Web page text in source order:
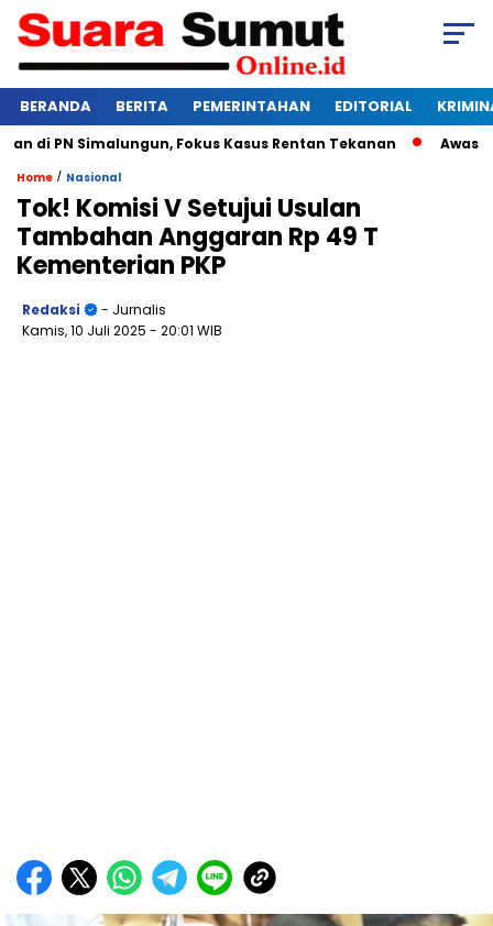
BERANDA BERITA PEMERINTAHAN EDITORIAL
Simalungun, Fokus Kasus Rentan Tekanan Awas
Home / Nasional
Tok! Komisi V Setujui Usulan
Tambahan Anggaran Rp 49 T
Kementerian PKP
Redaksi
- Jurnalis
Kamis, 10 Juli 2025 - 20:01 WIB